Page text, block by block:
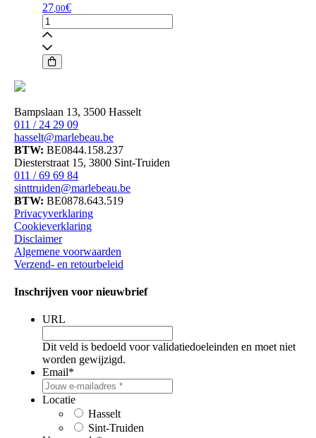
27 ,00€
PureBrowGel
-
Soft
Black
Jane
Bampslaan 13, 3500 Hasselt
011 / 24 29 09
hasselt@marlebeau.be
BTW: BE0844.158.237
Diesterstraat 15, 3800 Sint-Truiden
011 / 69 69 84
sinttruiden@marlebeau.be
BTW: BE0878.643.519
Privacyverklaring
Cookieverklaring
Disclaimer
Algemene voorwaarden
Verzend- en retourbeleid
Inschrijven voor nieuwbrief
URL
Dit veld is bedoeld voor validatiedoeleinden en moet niet
worden gewijzigd.
Email*
Locatie
Hasselt
Sint-Truiden